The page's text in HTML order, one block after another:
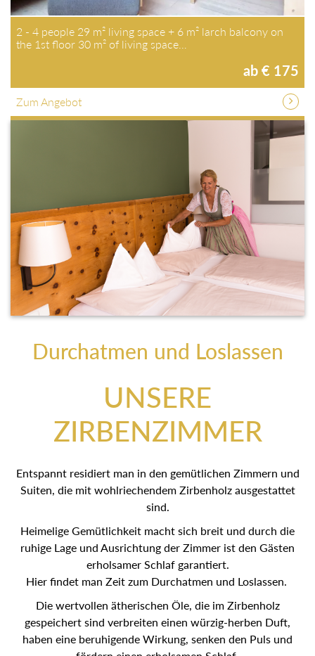
2 - 4 people 29 m² living space + 6 m² larch balcony on
the 1st floor 30 m² of living space…
ab € 175
Zum Angebot
Durchatmen und Loslassen
UNSERE
ZIRBENZIMMER
Entspannt residiert man in den gemütlichen Zimmern und
Suiten, die mit wohlriechendem Zirbenholz ausgestattet
sind.
Heimelige Gemütlichkeit macht sich breit und durch die
ruhige Lage und Ausrichtung der Zimmer ist den Gästen
erholsamer Schlaf garantiert.
Hier findet man Zeit zum Durchatmen und Loslassen.
Die wertvollen ätherischen Öle, die im Zirbenholz
gespeichert sind verbreiten einen würzig-herben Duft,
haben eine beruhigende Wirkung, senken den Puls und